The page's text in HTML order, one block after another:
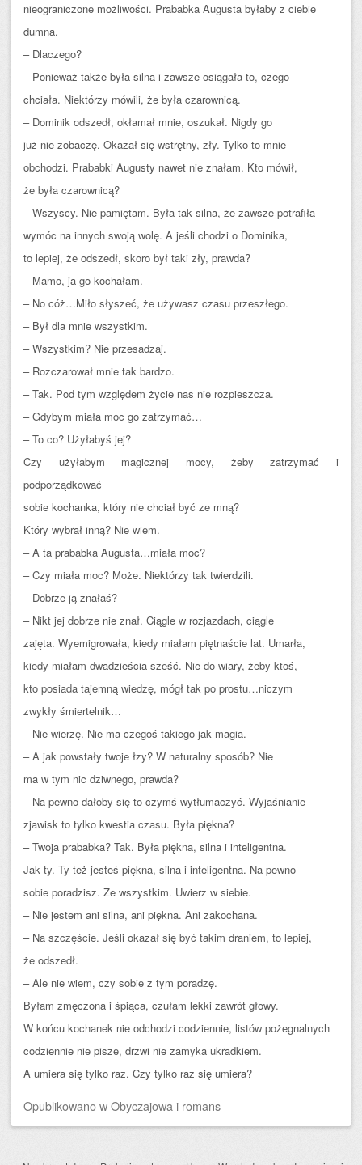
nieograniczone możliwości. Prababka Augusta byłaby z ciebie
dumna.
– Dlaczego?
– Ponieważ także była silna i zawsze osiągała to, czego
chciała. Niektórzy mówili, że była czarownicą.
– Dominik odszedł, okłamał mnie, oszukał. Nigdy go
już nie zobaczę. Okazał się wstrętny, zły. Tylko to mnie
obchodzi. Prababki Augusty nawet nie znałam. Kto mówił,
że była czarownicą?
– Wszyscy. Nie pamiętam. Była tak silna, że zawsze potrafiła
wymóc na innych swoją wolę. A jeśli chodzi o Dominika,
to lepiej, że odszedł, skoro był taki zły, prawda?
– Mamo, ja go kochałam.
– No cóż…Miło słyszeć, że używasz czasu przeszłego.
– Był dla mnie wszystkim.
– Wszystkim? Nie przesadzaj.
– Rozczarował mnie tak bardzo.
– Tak. Pod tym względem życie nas nie rozpieszcza.
– Gdybym miała moc go zatrzymać…
– To co? Użyłabyś jej?
Czy użyłabym magicznej mocy, żeby zatrzymać i
podporządkować
sobie kochanka, który nie chciał być ze mną?
Który wybrał inną? Nie wiem.
– A ta prababka Augusta…miała moc?
– Czy miała moc? Może. Niektórzy tak twierdzili.
– Dobrze ją znałaś?
– Nikt jej dobrze nie znał. Ciągle w rozjazdach, ciągle
zajęta. Wyemigrowała, kiedy miałam piętnaście lat. Umarła,
kiedy miałam dwadzieścia sześć. Nie do wiary, żeby ktoś,
kto posiada tajemną wiedzę, mógł tak po prostu…niczym
zwykły śmiertelnik…
– Nie wierzę. Nie ma czegoś takiego jak magia.
– A jak powstały twoje łzy? W naturalny sposób? Nie
ma w tym nic dziwnego, prawda?
– Na pewno dałoby się to czymś wytłumaczyć. Wyjaśnianie
zjawisk to tylko kwestia czasu. Była piękna?
– Twoja prababka? Tak. Była piękna, silna i inteligentna.
Jak ty. Ty też jesteś piękna, silna i inteligentna. Na pewno
sobie poradzisz. Ze wszystkim. Uwierz w siebie.
– Nie jestem ani silna, ani piękna. Ani zakochana.
– Na szczęście. Jeśli okazał się być takim draniem, to lepiej,
że odszedł.
– Ale nie wiem, czy sobie z tym poradzę.
Byłam zmęczona i śpiąca, czułam lekki zawrót głowy.
W końcu kochanek nie odchodzi codziennie, listów pożegnalnych
codziennie nie pisze, drzwi nie zamyka ukradkiem.
A umiera się tylko raz. Czy tylko raz się umiera?
OpublikowanowObyczajowa i romans